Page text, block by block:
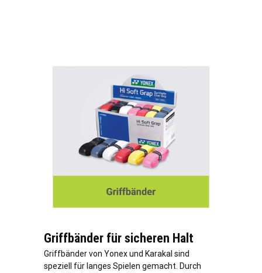
Griffbänder für sicheren Halt
Griffbänder von Yonex und Karakal sind
speziell für langes Spielen gemacht. Durch